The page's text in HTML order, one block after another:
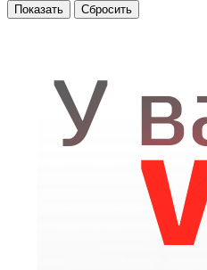
Сбросить